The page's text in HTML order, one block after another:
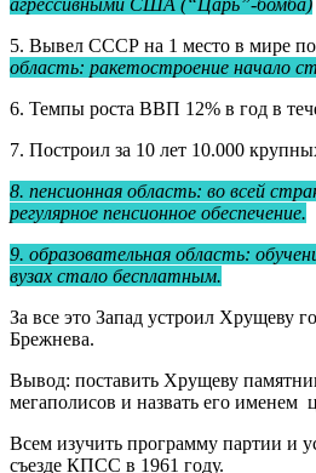
5. Вывел СССР на 1 место в мире по
область: ракетостроение начало
6. Темпы роста ВВП 12% в год в
7. Построил за 10 лет 10.000
8. пенсионная область: во всей
регулярное пенсионное обеспечение.
9. образовательная область:
вузах стало бесплатным.
За все это Запад устроил Хрущеву
Брежнева.
Вывод: поставить Хрущеву
мегаполисов и назвать его именем
Всем изучить программу партии и
съезде КПСС в 1961 году.